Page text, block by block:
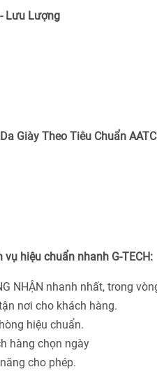
Lưu Lượng
Giày Theo Tiêu Chuẩn
hiệu chuẩn nhanh G-TECH:
NHẬN nhanh nhất, trong
nơi cho khách hàng.
hiệu chuẩn.
hàng chọn ngày
cho phép.